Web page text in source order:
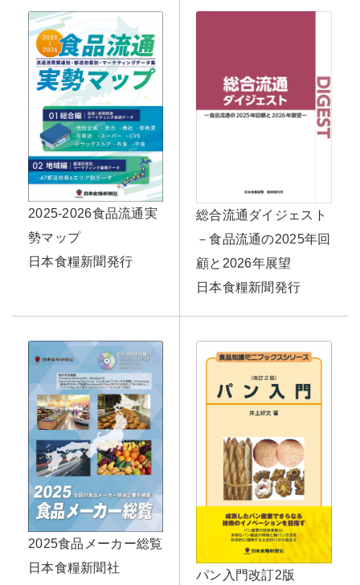
2025-2026食品流通実
勢マップ
日本食糧新聞発行
総合流通ダイジェスト
－食品流通の2025年回
顧と2026年展望
日本食糧新聞発行
2025食品メーカー総覧
日本食糧新聞社
パン入門改訂2版